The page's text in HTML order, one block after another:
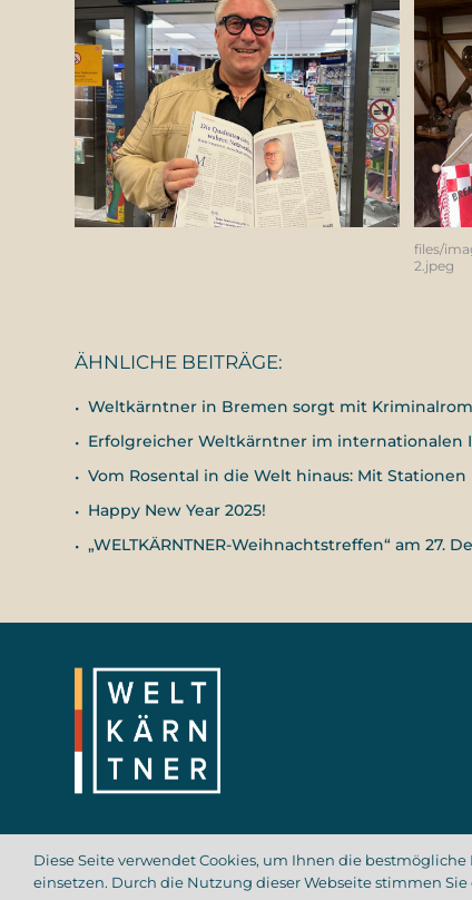
files/
2.jpeg
ÄHNLICHE BEITRÄGE:
Weltkärntner in Bremen sorgt mit
Erfolgreicher Weltkärntner im internationalen
Vom Rosental in die Welt hinaus: Mit Stationen
Happy New Year 2025!
„WELTKÄRNTNER-Weihnachtstreffen“ am 27.
Copyright © 2026 Weltkärntner Nutzungsbedingungen
Diese Seite verwendet Cookies, um Ihnen die
einsetzen. Durch die Nutzung dieser Webseite stimmen